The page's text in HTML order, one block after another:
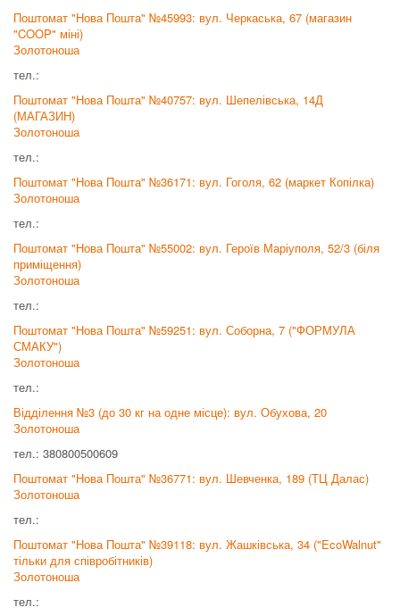
Поштомат "Нова Пошта" №45993: вул. Черкаська, 67 (магазин
"COOP" міні)
Золотоноша
тел.:
Поштомат "Нова Пошта" №40757: вул. Шепелівська, 14Д
(МАГАЗИН)
Золотоноша
тел.:
Поштомат "Нова Пошта" №36171: вул. Гоголя, 62 (маркет Копілка)
Золотоноша
тел.:
Поштомат "Нова Пошта" №55002: вул. Героїв Маріуполя, 52/3 (біля
приміщення)
Золотоноша
тел.:
Поштомат "Нова Пошта" №59251: вул. Соборна, 7 ("ФОРМУЛА
СМАКУ")
Золотоноша
тел.:
Відділення №3 (до 30 кг на одне місце): вул. Обухова, 20
Золотоноша
тел.: 380800500609
Поштомат "Нова Пошта" №36771: вул. Шевченка, 189 (ТЦ Далас)
Золотоноша
тел.:
Поштомат "Нова Пошта" №39118: вул. Жашківська, 34 ("EcoWalnut"
тільки для співробітників)
Золотоноша
тел.: